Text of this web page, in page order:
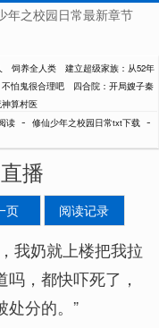
年之校园日常最新章节
饲养全人类
建立超级家族：从52年
怕鬼很合理吧
四合院：开局嫂子秦
神算村医
读 - 修仙少年之校园日常txt下载 -
播
页 阅读记录
我奶就上楼把我拉
，都快吓死了，
处分的。”